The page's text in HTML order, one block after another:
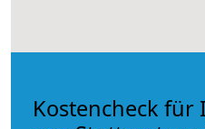
Kostencheck für